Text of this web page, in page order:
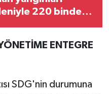
220 binden
ENTEGRE
SDG'nin durumuna